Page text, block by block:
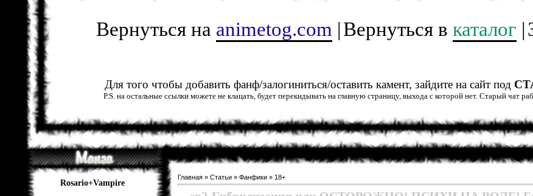
Вернуться на animetog.com |Вернуться в каталог |
Для того чтобы добавить фанф/залогиниться/оставить камент, зайдите на сайт под
P.S. на остальные ссылки можете не клацать, будет перекидывать на главную страницу, выхода с которой нет. Старый чат
Rosario+Vampire
Главная» Статьи» Фанфики» 18+